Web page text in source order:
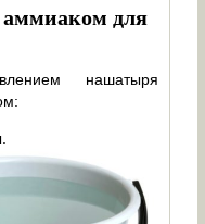
для
нашатыря